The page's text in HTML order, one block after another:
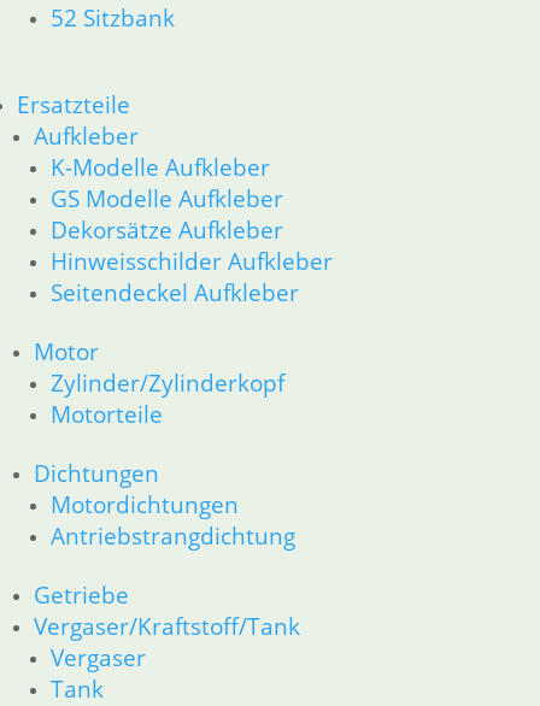
52 Sitzbank
Ersatzteile
Aufkleber
K-Modelle Aufkleber
GS Modelle Aufkleber
Dekorsätze Aufkleber
Hinweisschilder Aufkleber
Seitendeckel Aufkleber
Motor
Zylinder/Zylinderkopf
Motorteile
Dichtungen
Motordichtungen
Antriebstrangdichtung
Getriebe
Vergaser/Kraftstoff/Tank
Vergaser
Tank
11 Motor
Kolben/Kolbenringe
12 Motorelektrik
13 Vergaser
16 Tank
18 Auspuff
21 Kupplung
23 Getriebe
31 Telegabel
32 Lenkung
33 Antrieb
36 Räder
46 Rahmen & Verkleidung
51 Spiegel & Schlösser __PDR80Basic
52 Sitzbank
61 Fahrzeugelektrik
63 Scheinwerfer
R80G/S R65G/S bis R80ST
11 Motor
Dichtungen